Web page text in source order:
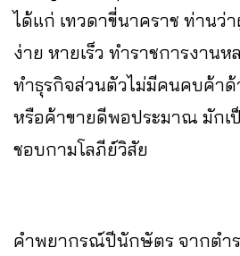
ได้แก่ เทวดาขี่นาคราช ท่านว่
ง่าย หายเร็ว ทำราชการงาน
ทำธุรกิจส่วนตัวไม่มีคนคบค้าด้
หรือค้าขายดีพอประมาณ มักเ
ชอบกามโลภีย์วิสัย
คำพยากรณ์ปีนักษัตร จากตำ